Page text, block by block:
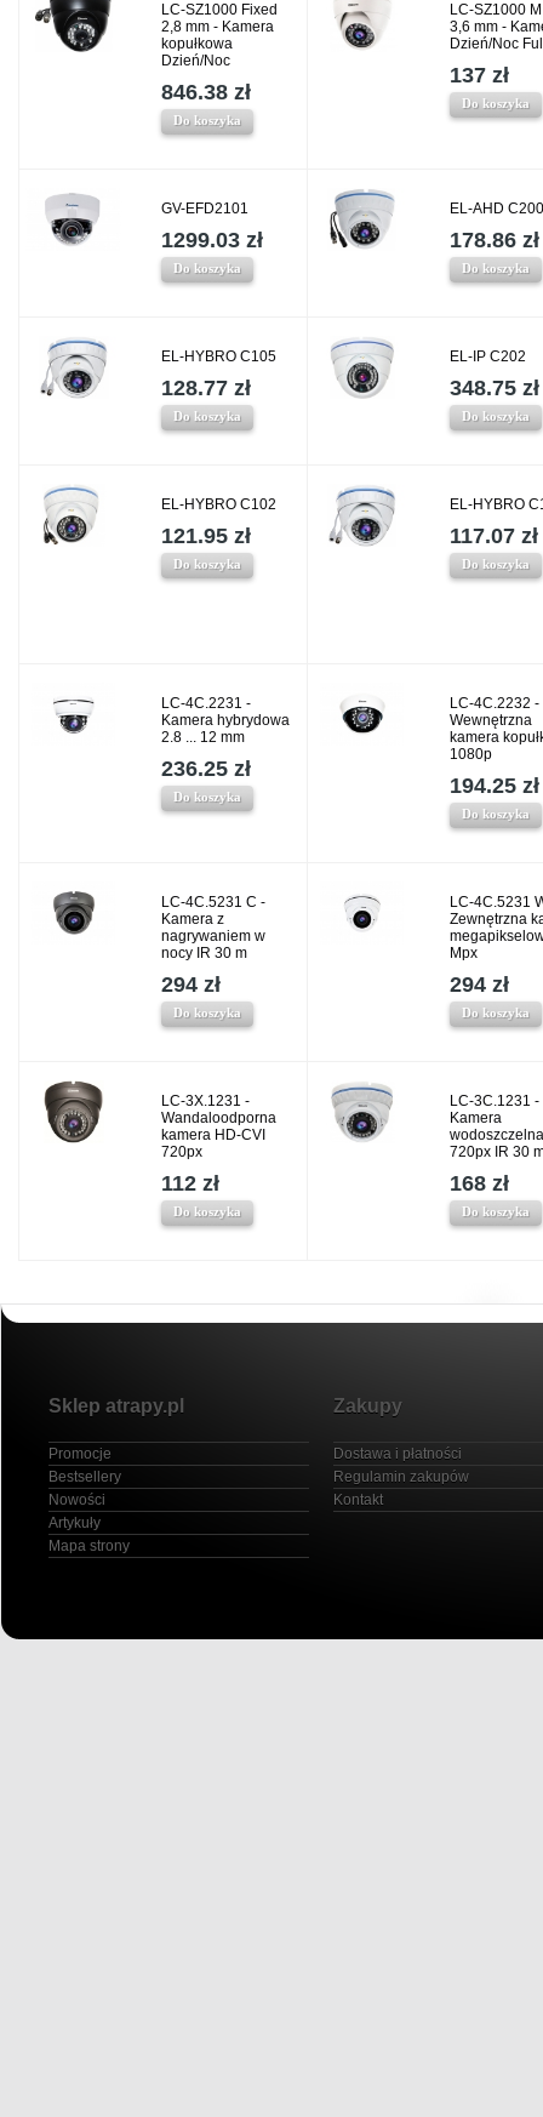
LC-SZ1000 Fixed
2,8 mm - Kamera
kopułkowa
Dzień/Noc
846.38 zł
Do koszyka
LC-SZ1000
3,6 mm -
Dzień/Noc
137 zł
Do koszyka
GV-EFD2101
1299.03 zł
Do koszyka
EL-AHD C200
178.86 zł
Do koszyka
EL-HYBRO C105
128.77 zł
Do koszyka
EL-IP C202
348.75 zł
Do koszyka
EL-HYBRO C102
121.95 zł
Do koszyka
EL-HYBRO
117.07 zł
Do koszyka
LC-4C.2231 -
Kamera hybrydowa
2.8 ... 12 mm
236.25 zł
Do koszyka
LC-4C.2232 -
Wewnętrzna
kamera
1080p
194.25 zł
Do koszyka
LC-4C.5231 C -
Kamera z
nagrywaniem w
nocy IR 30 m
294 zł
Do koszyka
LC-4C.5231
Zewnętrzna
Mpx
294 zł
Do koszyka
LC-3X.1231 -
Wandaloodporna
kamera HD-CVI
720px
112 zł
Do koszyka
LC-3C.1231 -
Kamera
wodoszczelna
720px IR 30
168 zł
Do koszyka
Sklep atrapy.pl
Promocje
Bestsellery
Nowości
Artykuły
Mapa strony
Zakupy
Dostawa i płatności
Regulamin zakupów
Kontakt